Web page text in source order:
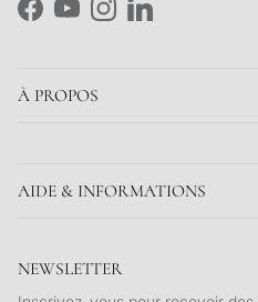
Facebook
YouTubeInstagramLinkedIn
À PROPOS
AIDE & INFORMATIONS
NEWSLETTER